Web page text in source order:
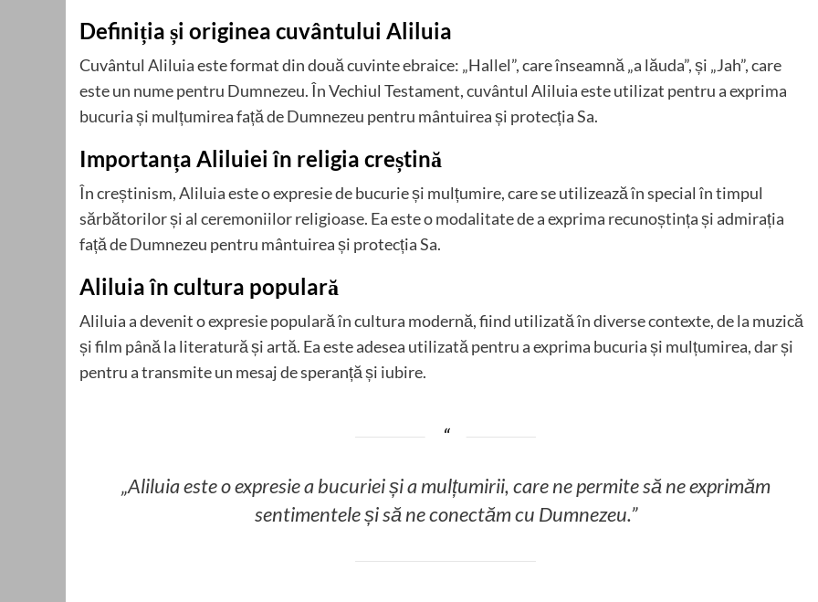
Definiția și originea cuvântului Aliluia
Cuvântul Aliluia este format din două cuvinte ebraice: „Hallel”, care înseamnă „a lăuda”, și „Jah”, care
este un nume pentru Dumnezeu. În Vechiul Testament, cuvântul Aliluia este utilizat pentru a exprima
bucuria și mulțumirea față de Dumnezeu pentru mântuirea și protecția Sa.
Importanța Aliluiei în religia creștină
În creștinism, Aliluia este o expresie de bucurie și mulțumire, care se utilizează în special în timpul
sărbătorilor și al ceremoniilor religioase. Ea este o modalitate de a exprima recunoștința și admirația
față de Dumnezeu pentru mântuirea și protecția Sa.
Aliluia în cultura populară
Aliluia a devenit o expresie populară în cultura modernă, fiind utilizată în diverse contexte, de la muzică
și film până la literatură și artă. Ea este adesea utilizată pentru a exprima bucuria și mulțumirea, dar și
pentru a transmite un mesaj de speranță și iubire.
„Aliluia este o expresie a bucuriei și a mulțumirii, care ne permite să ne exprimăm
sentimentele și să ne conectăm cu Dumnezeu.”